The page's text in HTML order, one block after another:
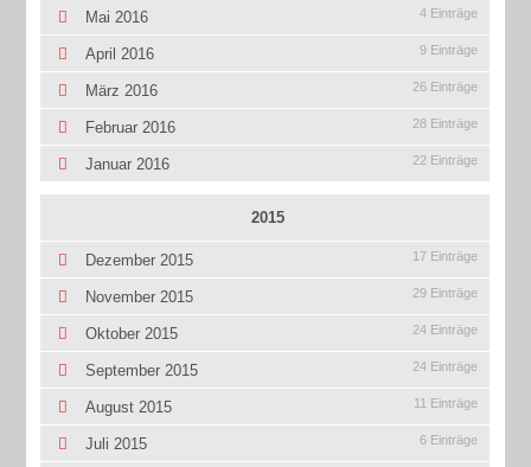
Mai 2016 4 Einträge
April 2016 9 Einträge
März 2016 26 Einträge
Februar 2016 28 Einträge
Januar 2016 22 Einträge
2015
Dezember 2015 17 Einträge
November 2015 29 Einträge
Oktober 2015 24 Einträge
September 2015 24 Einträge
August 2015 11 Einträge
Juli 2015 6 Einträge